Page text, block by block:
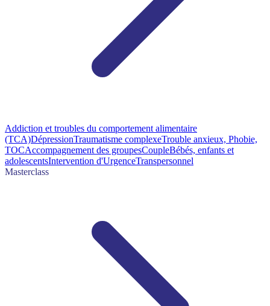
Addiction et troubles du comportement alimentaire
(TCA)DépressionTraumatisme complexeTrouble anxieux, Phobie,
TOCAccompagnement des groupesCoupleBébés, enfants et
adolescentsIntervention d'UrgenceTranspersonnel
Masterclass